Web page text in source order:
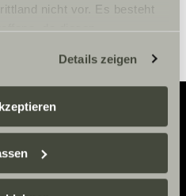
nicht vor. Es besteht
da diesen
können Daten für
mit anderen Daten
finden Sie hier:
den Einstellungen aus,
zur Verarbeitung Ihrer
Details zeigen